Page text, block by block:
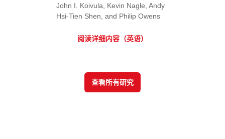
John I. Koivula, Kevin Nagle, Andy
Hsi-Tien Shen, and Philip Owens
阅读详细内容（英语）
查看所有研究